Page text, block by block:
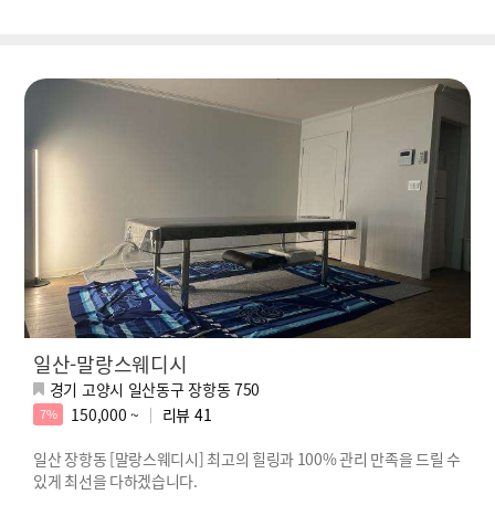
일산-말랑스웨디시
경기 고양시 일산동구 장항동 750
7% 150,000 ~ 리뷰 41
일산 장항동 [말랑스웨디시] 최고의 힐링과 100% 관리 만족을 드릴 수
있게 최선을 다하겠습니다.